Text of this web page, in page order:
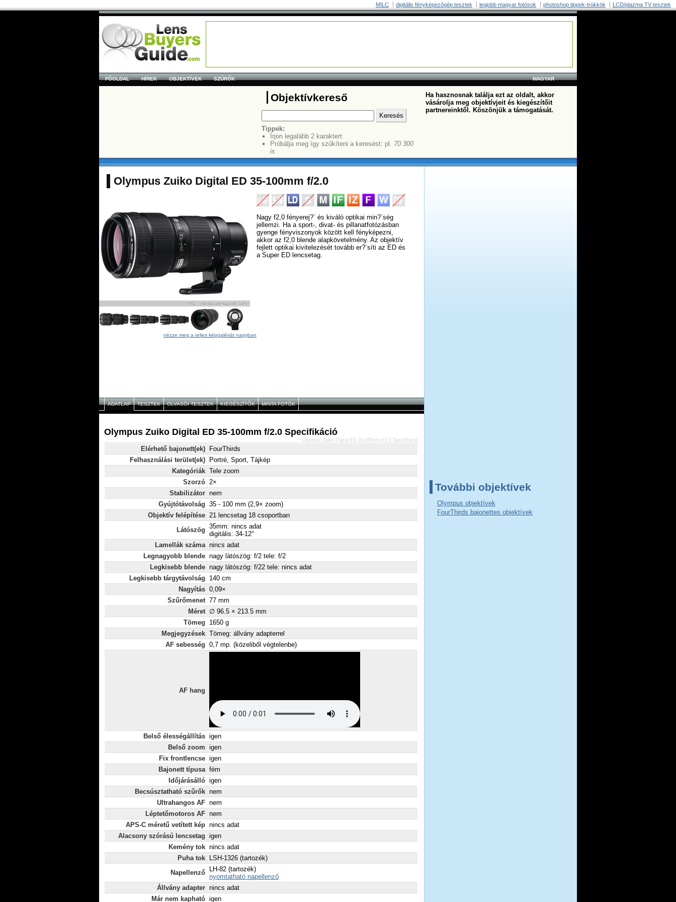
MILC digitális fényképezõgép tesztek legjobb magyar fotósok photoshop tippek-trükkök LCD/plazma TV tesztek
MAGYAR
FŐOLDAL HÍREK OBJEKTÍVEK SZŰRŐK
Objektívkereső
Tippek:
Írjon legalább 2 karaktert
Próbálja meg így szűkíteni a keresést: pl. 70 300
is
Ha hasznosnak találja ezt az oldalt, akkor
vásárolja meg objektívjeit és kiegészítőit
partnereinktől. Köszönjük a támogatását.
Olympus Zuiko Digital ED 35-100mm f/2.0
nézze meg a teljes képgalériát nagyban
Nagy f2,0 fényerej?` és kiváló optikai min?`ség
jellemzi. Ha a sport-, divat- és pillanatfotózásban
gyenge fényviszonyok között kell fényképezni,
akkor az f2,0 blende alapkövetelmény. Az objektív
fejlett optikai kivitelezését tovább er?`síti az ED és
a Super ED lencsetag.
ADATLAP TESZTEK OLVASÓI TESZTEK KIEGÉSZÍTŐK MINTA FOTÓK
Olympus Zuiko Digital ED 35-100mm f/2.0 Specifikáció
Elérhető bajonett(ek)
FourThirds
Felhasználási terület(ek)
Portré, Sport, Tájkép
Kategóriák Tele zoom
Szorzó 2×
Stabilizátor nem
Gyújtótávolság 35 - 100 mm (2,9× zoom)
Objektív felépítése 21 lencsetag 18 csoportban
Látószög 35mm: nincs adat
digitális: 34-12°
Lamellák száma nincs adat
Legnagyobb blende nagy látószög: f/2 tele: f/2
Legkisebb blende nagy látószög: f/22 tele: nincs adat
Legkisebb tárgytávolság
140 cm
Nagyítás 0,09×
Szűrőmenet 77 mm
Méret ∅ 96.5 × 213.5 mm
Tömeg
1650 g
Megjegyzések Tömeg: állvány adapterrel
AF sebesség 0,7 mp. (közeliből végtelenbe)
AF hang
Belső élességállítás igen
Belső zoom igen
Fix frontlencse igen
Bajonett típusa fém
Időjárásálló igen
Becsúsztatható szűrők nem
Ultrahangos AF nem
Léptetőmotoros AF nem
APS-C méretű vetített kép nincs adat
Alacsony szórású lencsetag igen
Kemény tok nincs adat
Puha tok
LSH-1326 (tartozék)
Napellenző
LH-82 (tartozék)
nyomtatható napellenző
Állvány adapter nincs adat
Már nem kapható igen
Olympus Zuiko Digital ED 35-100mm f/2.0 Specifikáció
További objektívek
Olympus objektívek
FourThirds bajonettes objektívek